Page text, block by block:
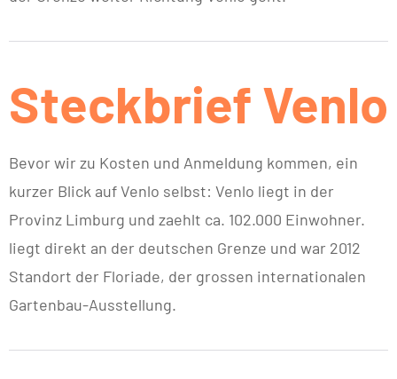
Steckbrief Venlo
Bevor wir zu Kosten und Anmeldung kommen, ein
kurzer Blick auf Venlo selbst: Venlo liegt in der
Provinz Limburg und zaehlt ca. 102.000 Einwohner.
liegt direkt an der deutschen Grenze und war 2012
Standort der Floriade, der grossen internationalen
Gartenbau-Ausstellung.